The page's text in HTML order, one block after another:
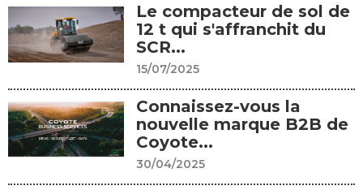
Le compacteur de sol de
12 t qui s'affranchit du
SCR...
15/07/2025
Connaissez-vous la
nouvelle marque B2B de
Coyote...
30/04/2025